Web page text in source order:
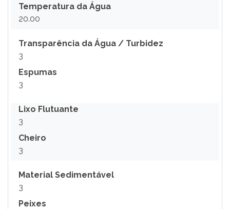
Temperatura da Água
20.00
Transparência da Água / Turbidez
3
Espumas
3
Lixo Flutuante
3
Cheiro
3
Material Sedimentável
3
Peixes